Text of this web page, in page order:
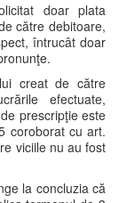
doar plata
către debitoare,
întrucât doar
creat de către
efectuate,
prescripţie este
coroborat cu art.
viciile nu au fost
la concluzia că